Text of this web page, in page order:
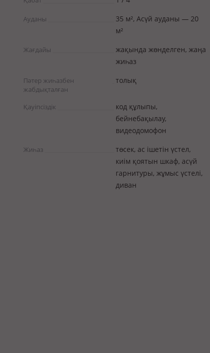
Ауданы
35 м², Асүй ауданы — 20
м²
Жағдайы
жақында жөнделген, жаңа
жиһаз
Пәтер жиһазбен
жабдықталған
толық
Қауіпсіздік
код құлыпы,
бейнебақылау,
видеодомофон
Жиһаз
төсек, ас ішетін үстел,
киім қоятын шкаф, асүй
гарнитуры, жұмыс үстелі,
диван